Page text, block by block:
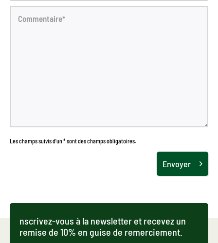
Les champs suivis d'un * sont des champs obligatoires.
Envoyer
nscrivez-vous à la newsletter et recevez un
remise de 10% en guise de remerciement.